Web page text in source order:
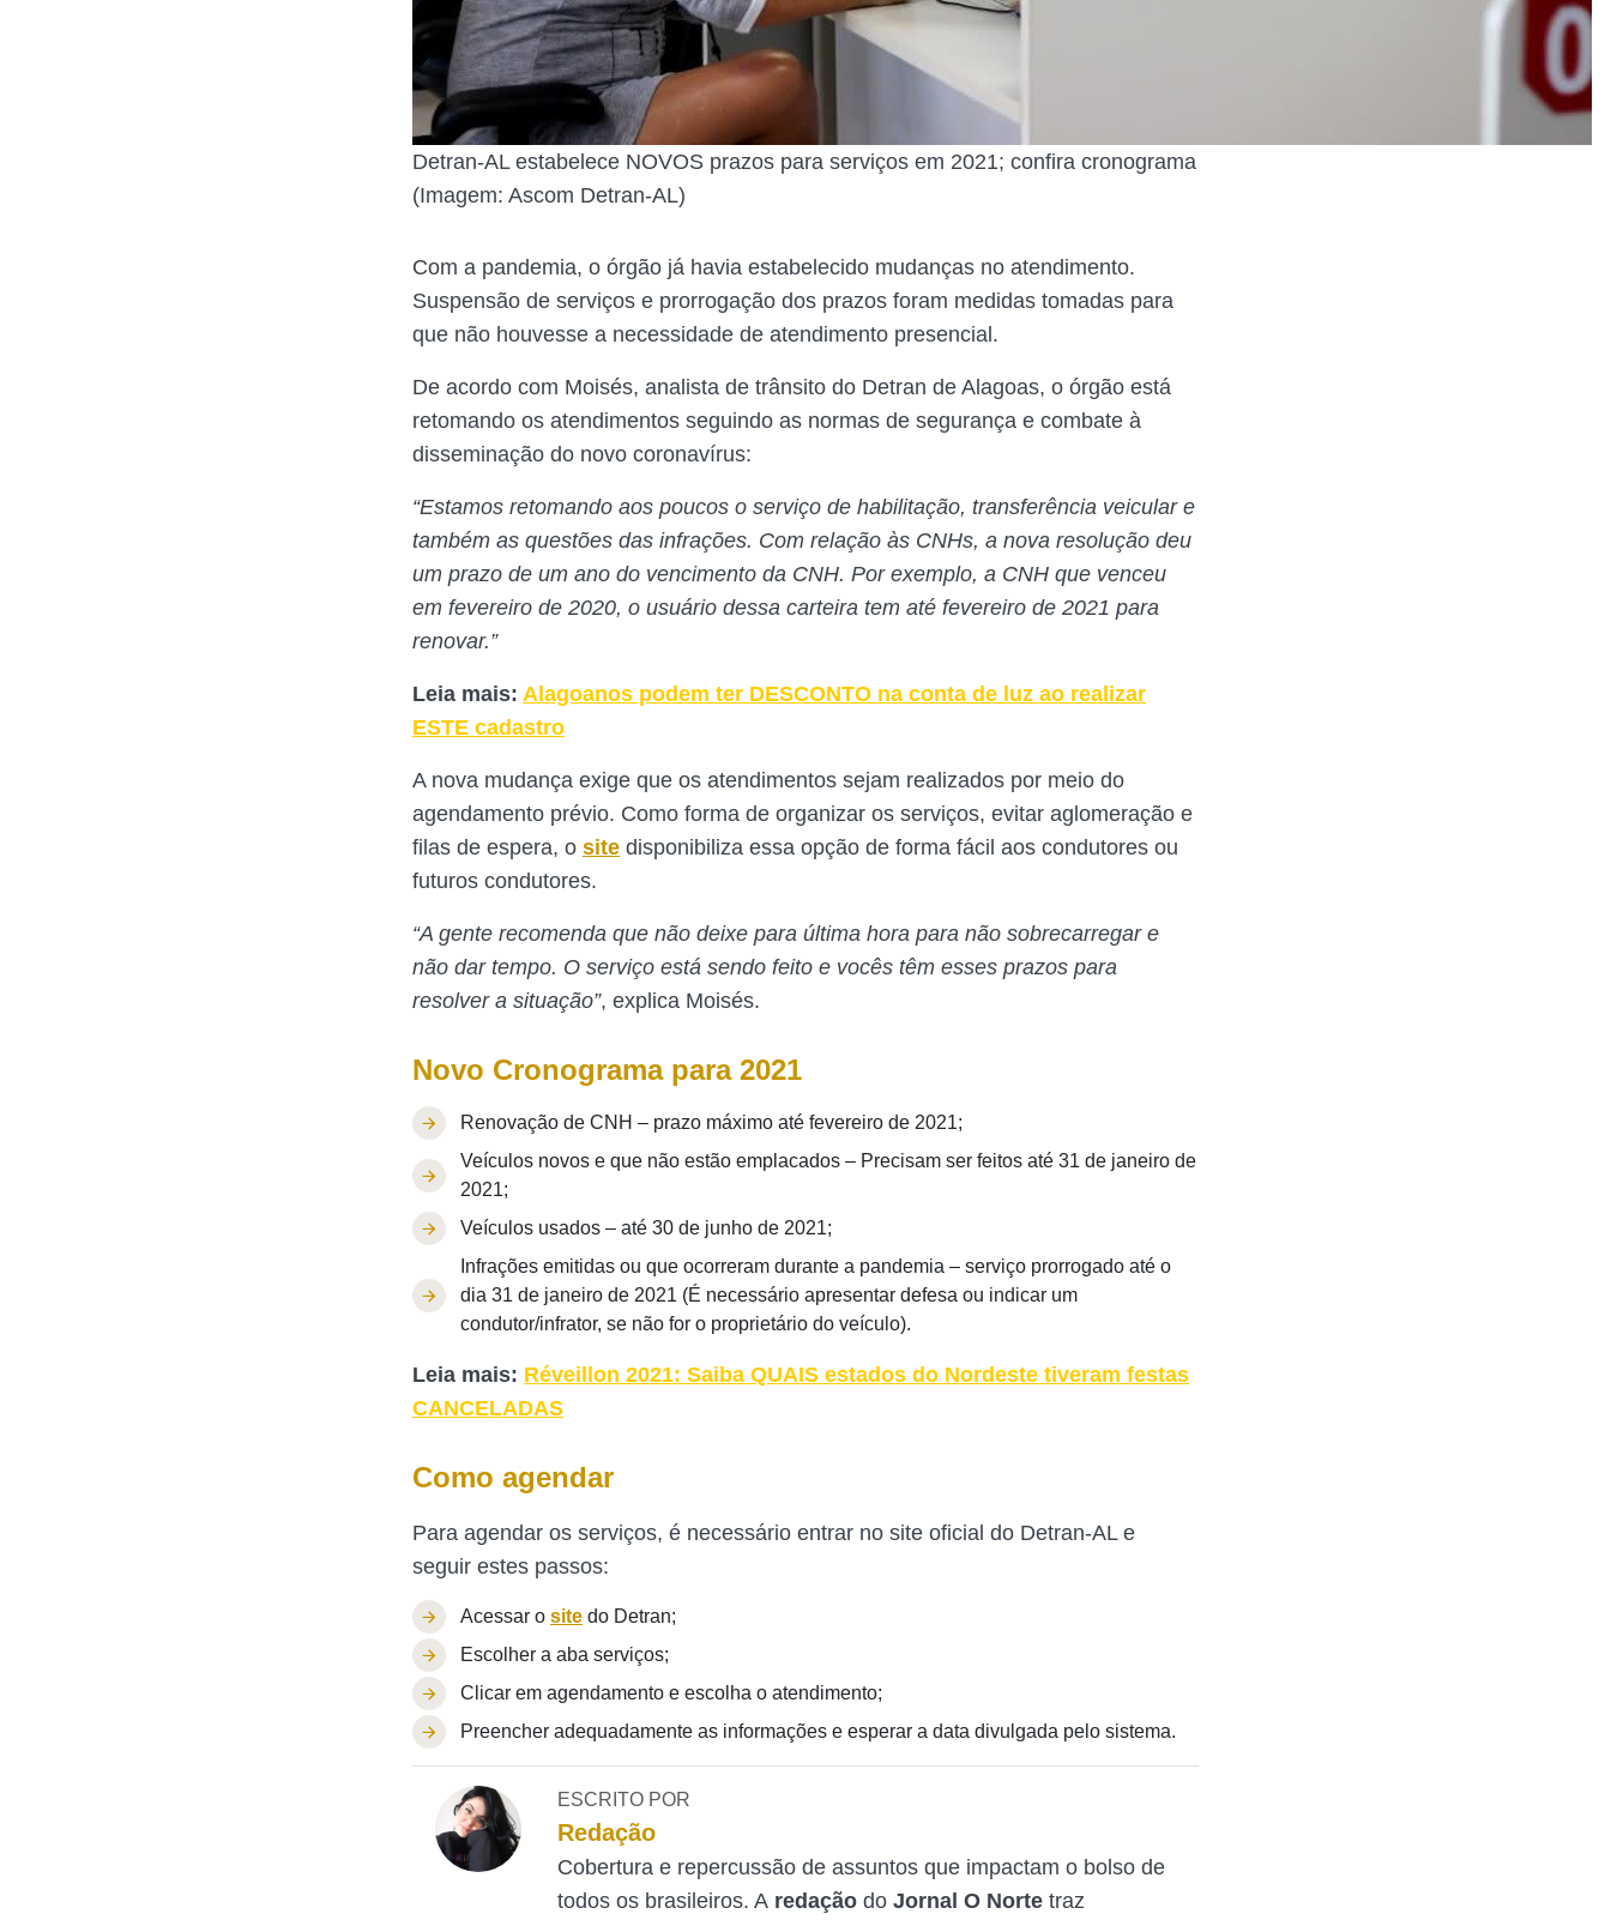
Detran-AL estabelece NOVOS prazos para serviços em 2021; confira cronograma
(Imagem: Ascom Detran-AL)
Com a pandemia, o órgão já havia estabelecido mudanças no atendimento.
Suspensão de serviços e prorrogação dos prazos foram medidas tomadas para
que não houvesse a necessidade de atendimento presencial.
De acordo com Moisés, analista de trânsito do Detran de Alagoas, o órgão está
retomando os atendimentos seguindo as normas de segurança e combate à
disseminação do novo coronavírus:
“Estamos retomando aos poucos o serviço de habilitação, transferência veicular e
também as questões das infrações. Com relação às CNHs, a nova resolução deu
um prazo de um ano do vencimento da CNH. Por exemplo, a CNH que venceu
em fevereiro de 2020, o usuário dessa carteira tem até fevereiro de 2021 para
renovar.”
Leia mais: Alagoanos podem ter DESCONTO na conta de luz ao realizar
ESTE cadastro
A nova mudança exige que os atendimentos sejam realizados por meio do
agendamento prévio. Como forma de organizar os serviços, evitar aglomeração e
filas de espera, o site disponibiliza essa opção de forma fácil aos condutores ou
futuros condutores.
“A gente recomenda que não deixe para última hora para não sobrecarregar e
não dar tempo. O serviço está sendo feito e vocês têm esses prazos para
resolver a situação”, explica Moisés.
Novo Cronograma para 2021
Renovação de CNH – prazo máximo até fevereiro de 2021;
Veículos novos e que não estão emplacados – Precisam ser feitos até 31 de janeiro de
2021;
Veículos usados – até 30 de junho de 2021;
Infrações emitidas ou que ocorreram durante a pandemia – serviço prorrogado até o
dia 31 de janeiro de 2021 (É necessário apresentar defesa ou indicar um
condutor/infrator, se não for o proprietário do veículo).
Leia mais: Réveillon 2021: Saiba QUAIS estados do Nordeste tiveram festas
CANCELADAS
Como agendar
Para agendar os serviços, é necessário entrar no site oficial do Detran-AL e
seguir estes passos:
Acessar o site do Detran;
Escolher a aba serviços;
Clicar em agendamento e escolha o atendimento;
Preencher adequadamente as informações e esperar a data divulgada pelo sistema.
ESCRITO POR
Redação
Cobertura e repercussão de assuntos que impactam o bolso de
todos os brasileiros. A redaçãodoJornal O Nortetraz